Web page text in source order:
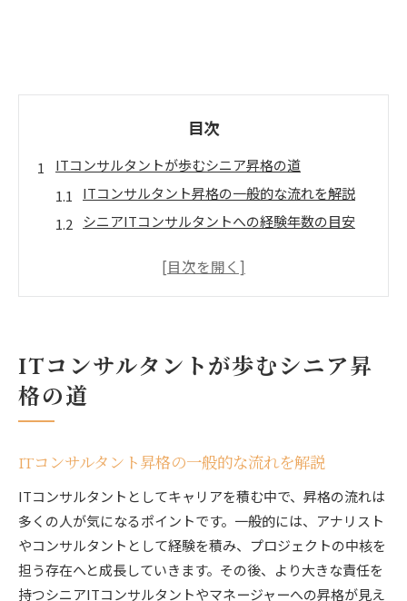
目次
ITコンサルタントが歩むシニア昇格の道
ITコンサルタント昇格の一般的な流れを解説
シニアITコンサルタントへの経験年数の目安
キャリア初期から意識したいシニア昇格戦略
ITコンサルタントのシニア職の定義と特徴
シニアコンサルタントに期待される役割や責任
務
ITコンサルタントにおける評価基準の違い
キャリアアップに役立つITコンサルの戦略
ITコンサルタントのキャリア戦略を立てるコツ
キャリアアップを実現するスキルの磨き方
ITコンサルタントが歩むシニア昇
格の道
ITコンサルタント昇格の一般的な流れを解説
ITコンサルタントとしてキャリアを積む中で、昇格の流れは
多くの人が気になるポイントです。一般的には、アナリスト
やコンサルタントとして経験を積み、プロジェクトの中核を
担う存在へと成長していきます。その後、より大きな責任を
持つシニアITコンサルタントやマネージャーへの昇格が見え